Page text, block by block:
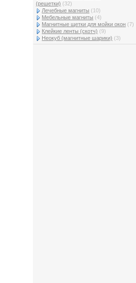
(решетки) (32)
Лечебные магниты (10)
Мебельные магниты (4)
Магнитные щетки для мойки окон (7)
Клейкие ленты (скотч) (9)
Неокуб (магнитные шарики) (3)